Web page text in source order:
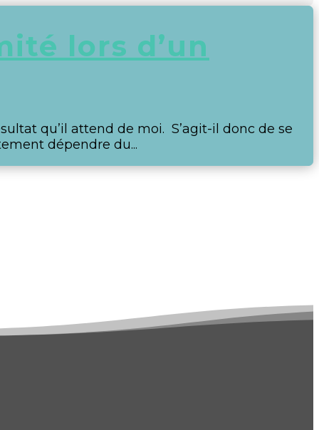
lors d’un
qu’il attend de moi. S’agit-il donc de se
dépendre du...